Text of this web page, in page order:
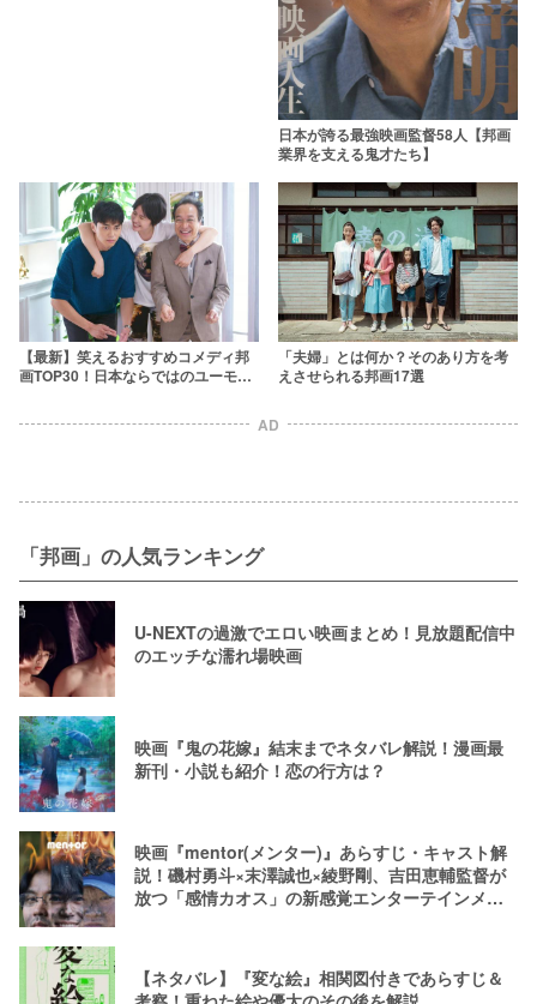
日本が誇る最強映画監督58人【邦画
業界を支える鬼才たち】
【最新】笑えるおすすめコメディ邦
画TOP30！日本ならではのユーモア
「夫婦」とは何か？そのあり方を考
えさせられる邦画17選
AD
「邦画」の人気ランキング
U-NEXTの過激でエロい映画まとめ！見放題配信中
のエッチな濡れ場映画
映画『鬼の花嫁』結末までネタバレ解説！漫画最
新刊・小説も紹介！恋の行方は？
映画『mentor(メンター)』あらすじ・キャスト解
説！磯村勇斗×末澤誠也×綾野剛、吉田恵輔監督が
放つ「感情カオス」の新感覚エンターテインメン
【ネタバレ】『変な絵』相関図付きであらすじ＆